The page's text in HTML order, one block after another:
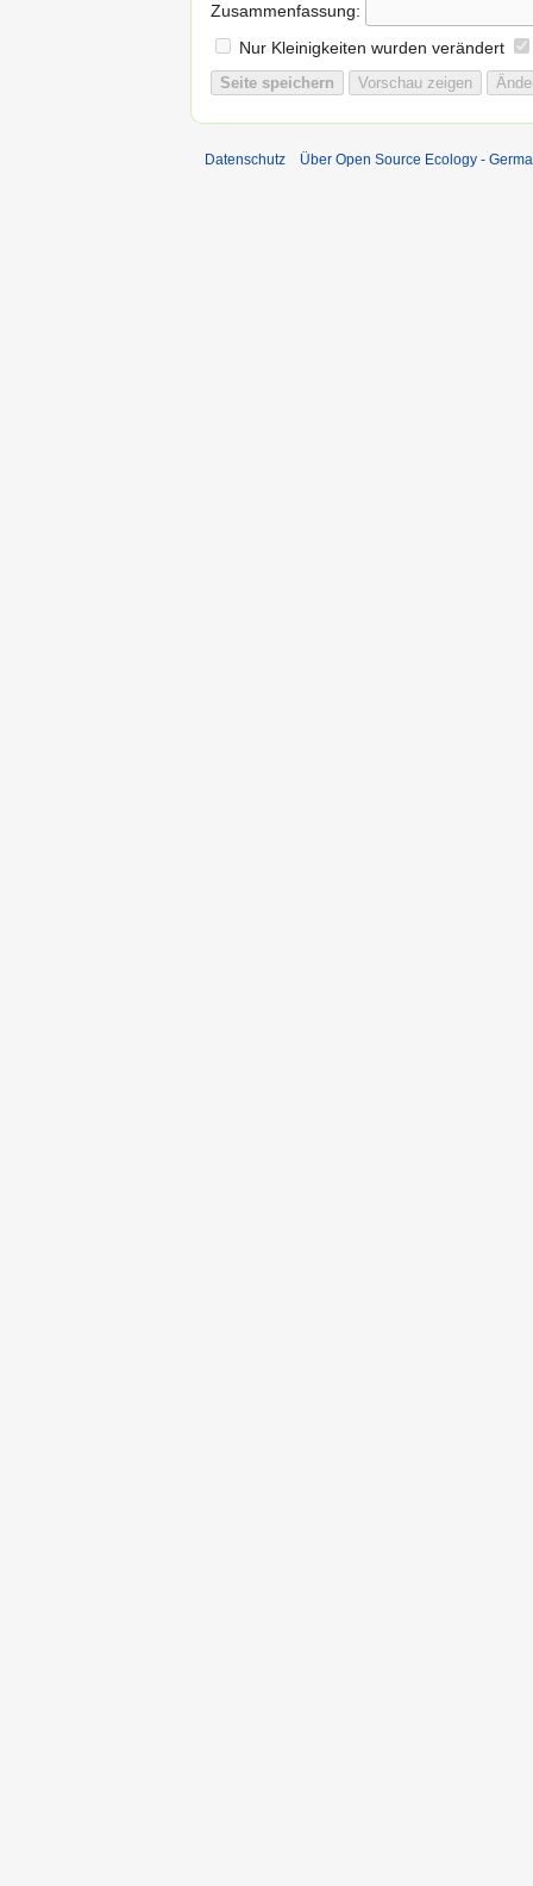
Zusammenfassung:
Nur Kleinigkeiten wurden verändert
Datenschutz Über Open Source Ecology -